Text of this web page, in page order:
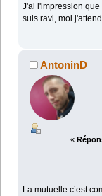
J'ai l'impression
suis ravi, moi
AntoninD
«
La mutuelle c’est